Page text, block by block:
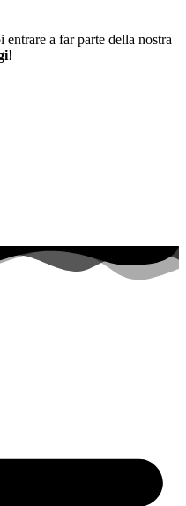
entrare a far parte della nostra
!